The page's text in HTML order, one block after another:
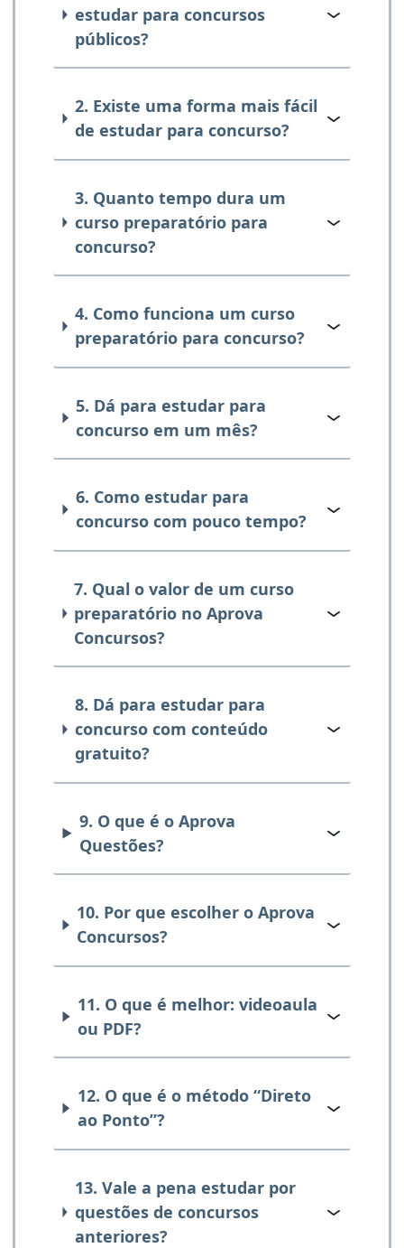
estudar para concursos
públicos?
2. Existe uma forma mais fácil
de estudar para concurso?
3. Quanto tempo dura um
curso preparatório para
concurso?
4. Como funciona um curso
preparatório para concurso?
5. Dá para estudar para
concurso em um mês?
6. Como estudar para
concurso com pouco tempo?
7. Qual o valor de um curso
preparatório no Aprova
Concursos?
8. Dá para estudar para
concurso com conteúdo
gratuito?
9. O que é o Aprova
Questões?
10. Por que escolher o Aprova
Concursos?
11. O que é melhor: videoaula
ou PDF?
12. O que é o método “Direto
ao Ponto”?
13. Vale a pena estudar por
questões de concursos
anteriores?